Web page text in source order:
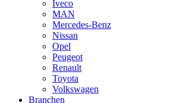
Iveco
MAN
Mercedes-Benz
Nissan
Opel
Peugeot
Renault
Toyota
Volkswagen
Branchen